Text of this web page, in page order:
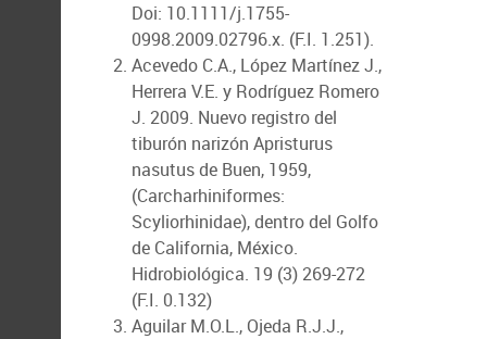
Doi: 10.1111/j.1755-
0998.2009.02796.x. (F.I. 1.251).
Acevedo C.A., López Martínez J.,
Herrera V.E. y Rodríguez Romero
J. 2009. Nuevo registro del
tiburón narizón Apristurus
nasutus de Buen, 1959,
(Carcharhiniformes:
Scyliorhinidae), dentro del Golfo
de California, México.
Hidrobiológica. 19 (3) 269-272
(F.I. 0.132)
Aguilar M.O.L., Ojeda R.J.J.,